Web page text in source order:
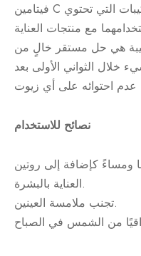
فيتامين C وألفا أربوتين أقل استقرارًا في التركيبات التي تحتوي
مع منتجات العناية
هي حل مستقر خالٍ من
خلال الثواني الأولى بعد
نصائح للاستخدام
كإضافة إلى روتين
العناية بالبشرة.
تجنب ملامسة العينين.